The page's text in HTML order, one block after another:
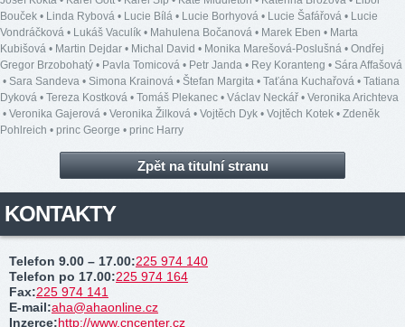
Bouček • Linda Rybová • Lucie Bílá • Lucie Borhyová • Lucie Šafářová • Lucie
Vondráčková • Lukáš Vaculík • Mahulena Bočanová • Marek Eben • Marta
Kubišová • Martin Dejdar • Michal David • Monika Marešová-Poslušná • Ondřej
Gregor Brzobohatý • Pavla Tomicová • Petr Janda • Rey Koranteng • Sára Affašová
• Sara Sandeva • Simona Krainová • Štefan Margita • Taťána Kuchařová • Tatiana
Dyková • Tereza Kostková • Tomáš Plekanec • Václav Neckář • Veronika Arichteva
• Veronika Gajerová • Veronika Žilková • Vojtěch Dyk • Vojtěch Kotek • Zdeněk
Pohlreich • princ George • princ Harry
Zpět na titulní stranu
KONTAKTY
Telefon 9.00 – 17.00:225 974 140
Telefon po 17.00:225 974 164
Fax:225 974 141
E-mail:aha@ahaonline.cz
Inzerce:http://www.cncenter.cz